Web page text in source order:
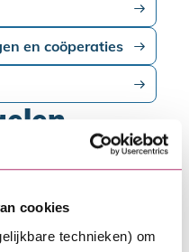
cookies
technieken) om
en coöperaties
of ben je op
deze